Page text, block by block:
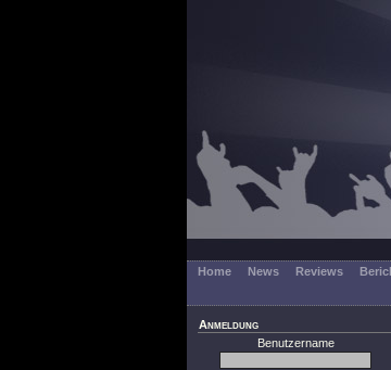
Home News Reviews
Anmeldung
Benutzername